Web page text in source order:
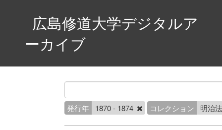
広島修道大学デジタルア
ーカイブ
発行年 1870 - 1874 コレクション 明治